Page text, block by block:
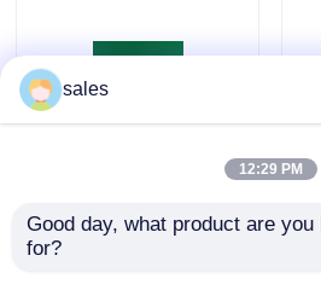
Nachrichten
Rechtssachen
24/410 28/410
Mahlfarbe High All
sales
12:29 PM
Good day, what product are you
for?